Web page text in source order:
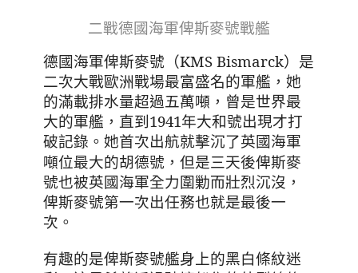
二戰德國海軍俾斯麥號戰艦
德國海軍俾斯麥號
（KMS Bismarck）
是
二次大戰歐洲戰場最富盛名的軍艦 ，她
的滿載排水量超過五萬噸，曾是世界最
大的軍艦，直到1941年大和號出現才打
破記錄 。 她首次出航就擊沉了英國海軍
噸位最大的胡德號，但是三天後俾斯麥
號也被英國海軍全力圍勦而壯烈沉沒，
俾斯麥號第一次出任務也就是最後一
次 。
有趣的是俾斯麥號艦身上的黑白條紋迷